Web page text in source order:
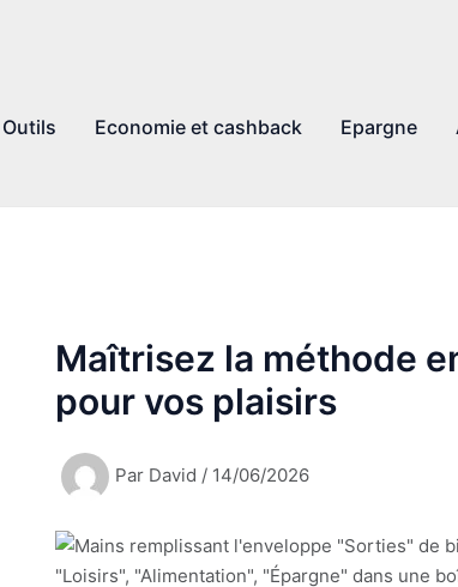
Outils Economie et cashback Epargne
Maîtrisez la méthode
pour vos plaisirs
Par David / 14/06/2026